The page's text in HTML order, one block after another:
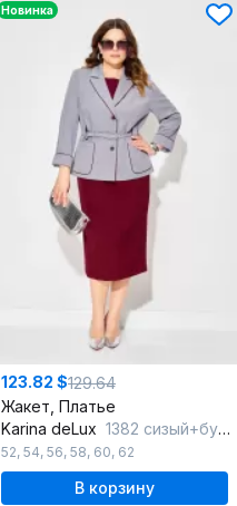
Новинка
123.82 $129.64
Жакет, Платье
Karina deLux 1382 сизый+бургунди
52, 54, 56, 58, 60, 62
В корзину